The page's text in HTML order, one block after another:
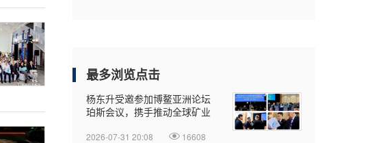
最多浏览点击
杨东升受邀参加博鳌亚洲论坛
珀斯会议，携手推动全球矿业
2026-07-31 20:08 16608